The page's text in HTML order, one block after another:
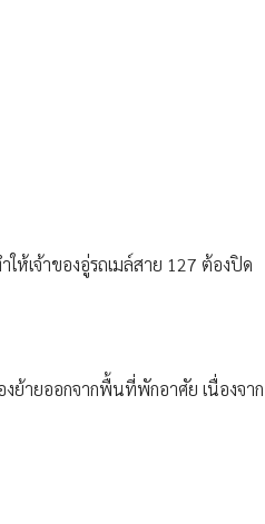
ห้เจ้าของอู่รถเมล์สาย 127 ต้องปิด
ย้ายออกจากพื้นที่พักอาศัย เนื่องจาก